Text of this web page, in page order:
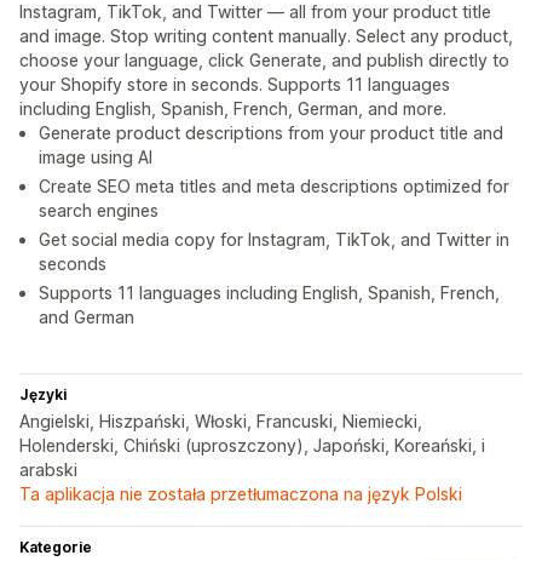
Instagram, TikTok, and Twitter — all from your product title
and image. Stop writing content manually. Select any product,
choose your language, click Generate, and publish directly to
your Shopify store in seconds. Supports 11 languages
including English, Spanish, French, German, and more.
Generate product descriptions from your product title and
image using AI
Create SEO meta titles and meta descriptions optimized for
search engines
Get social media copy for Instagram, TikTok, and Twitter in
seconds
Supports 11 languages including English, Spanish, French,
and German
Języki
Angielski, Hiszpański, Włoski, Francuski, Niemiecki,
Holenderski, Chiński (uproszczony), Japoński, Koreański, i
arabski
Ta aplikacja nie została przetłumaczona na język Polski
Kategorie